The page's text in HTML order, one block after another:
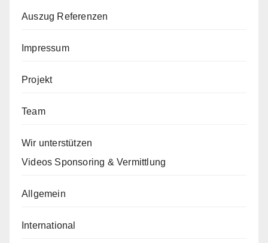
Auszug Referenzen
Impressum
Projekt
Team
Wir unterstützen
Videos Sponsoring & Vermittlung
Allgemein
International